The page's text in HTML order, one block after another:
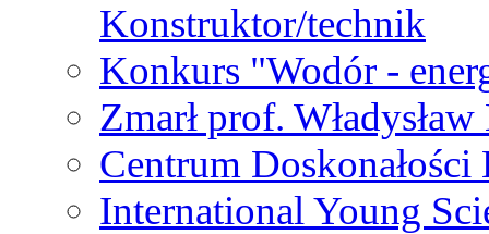
Konstruktor/technik
Konkurs "Wodór -
Zmarł prof.
Centrum
International Young